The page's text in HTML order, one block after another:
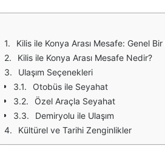
Kilis ile Konya Arası Mesafe: Genel Bir
Kilis ile Konya Arası Mesafe Nedir?
Ulaşım Seçenekleri
Otobüs ile Seyahat
Özel Araçla Seyahat
Demiryolu ile Ulaşım
Kültürel ve Tarihi Zenginlikler